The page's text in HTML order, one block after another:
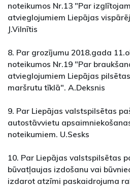
noteikumos Nr.13 "Par
atvieglojumiem Liepājas
J.Vilnītis
8. Par grozījumu 2018.gada
noteikumos Nr.19 "Par
atvieglojumiem Liepājas
maršrutu tīklā". A.Deksnis
9. Par Liepājas valstspilsētas
autostāvvietu
noteikumiem. U.Sesks
10. Par Liepājas valstspilsētas
būvatļaujas izdošanu vai
izdarot atzīmi paskaidrojuma